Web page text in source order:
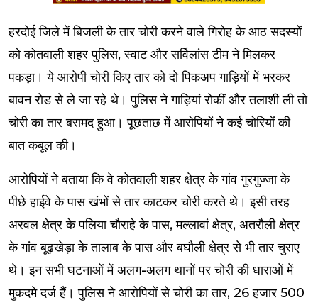
हरदोई जिले में बिजली के तार चोरी करने वाले गिरोह के आठ सदस्यों
को कोतवाली शहर पुलिस, स्वाट और सर्विलांस टीम ने मिलकर
पकड़ा। ये आरोपी चोरी किए तार को दो पिकअप गाड़ियों में भरकर
बावन रोड से ले जा रहे थे। पुलिस ने गाड़ियां रोकीं और तलाशी ली तो
चोरी का तार बरामद हुआ। पूछताछ में आरोपियों ने कई चोरियों की
बात कबूल की।
आरोपियों ने बताया कि वे कोतवाली शहर क्षेत्र के गांव गुरगुज्जा के
पीछे हाईवे के पास खंभों से तार काटकर चोरी करते थे। इसी तरह
अरवल क्षेत्र के पलिया चौराहे के पास, मल्लावां क्षेत्र, अतरौली क्षेत्र
के गांव बूढ़खेड़ा के तालाब के पास और बघौली क्षेत्र से भी तार चुराए
थे। इन सभी घटनाओं में अलग-अलग थानों पर चोरी की धाराओं में
मुकदमे दर्ज हैं। पुलिस ने आरोपियों से चोरी का तार, 26 हजार 500